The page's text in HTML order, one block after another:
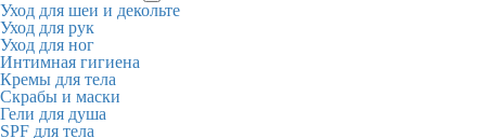
Уход для шеи и декольте
Уход для рук
Уход для ног
Интимная гигиена
Кремы для тела
Скрабы и маски
Гели для душа
SPF для тела